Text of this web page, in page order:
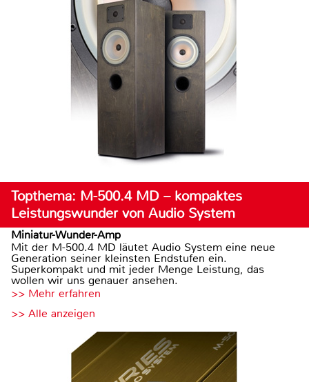
Topthema: M-500.4 MD – kompaktes
Leistungswunder von Audio System
Miniatur-Wunder-Amp
Mit der M-500.4 MD läutet Audio System eine neue
Generation seiner kleinsten Endstufen ein.
Superkompakt und mit jeder Menge Leistung, das
wollen wir uns genauer ansehen.
>> Mehr erfahren
>> Alle anzeigen